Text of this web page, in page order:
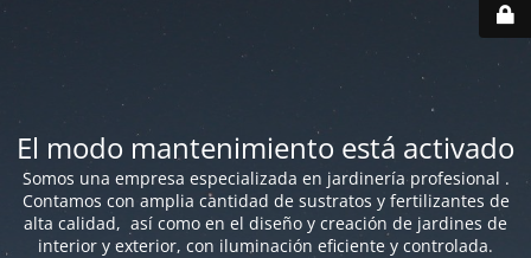
El modo mantenimiento está activado
Somos una empresa especializada en jardinería profesional .
Contamos con amplia cantidad de sustratos y fertilizantes de
alta calidad, así como en el diseño y creación de jardines de
interior y exterior, con iluminación eficiente y controlada.